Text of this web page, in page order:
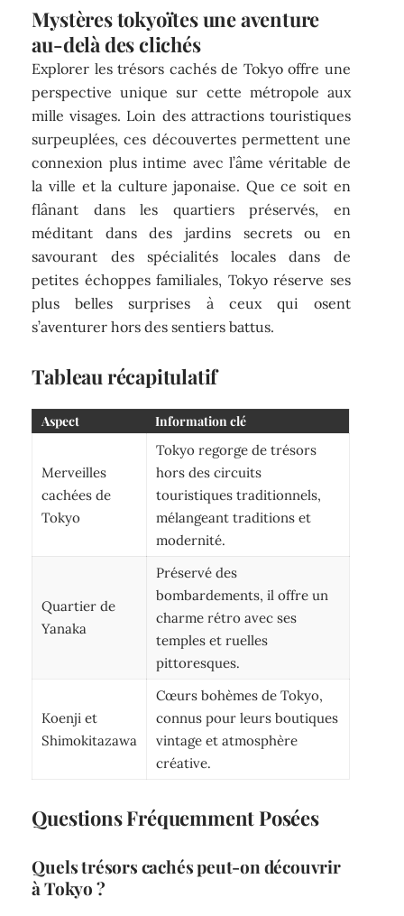
Mystères tokyoïtes une aventure
au-delà des clichés
Explorer les trésors cachés de Tokyo offre une
perspective unique sur cette métropole aux
mille visages. Loin des attractions touristiques
surpeuplées, ces découvertes permettent une
connexion plus intime avec l’âme véritable de
la ville et la culture japonaise. Que ce soit en
flânant dans les quartiers préservés, en
méditant dans des jardins secrets ou en
savourant des spécialités locales dans de
petites échoppes familiales, Tokyo réserve ses
plus belles surprises à ceux qui osent
s’aventurer hors des sentiers battus.
Tableau récapitulatif
Aspect Information clé
Merveilles
cachées de
Tokyo
Tokyo regorge de trésors
hors des circuits
touristiques traditionnels,
mélangeant traditions et
modernité.
Quartier de
Yanaka
Préservé des
bombardements, il offre un
charme rétro avec ses
temples et ruelles
pittoresques.
Koenji et
Shimokitazawa
Cœurs bohèmes de Tokyo,
connus pour leurs boutiques
vintage et atmosphère
créative.
Questions Fréquemment Posées
Quels trésors cachés peut-on découvrir
à Tokyo ?